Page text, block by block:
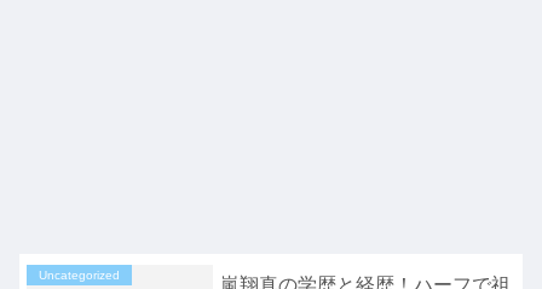
Uncategorized
嵐翔真の学歴と経歴！ハーフで祖